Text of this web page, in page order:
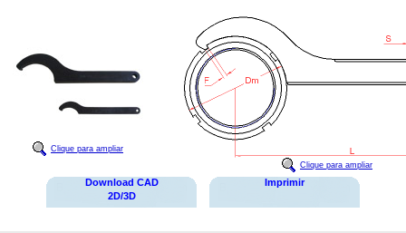
Clique para ampliar
Clique para ampliar
Download CAD
2D/3D
Imprimir